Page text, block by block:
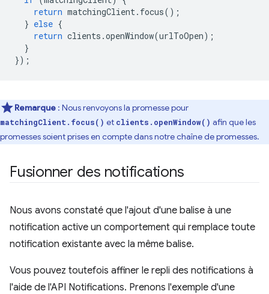
return matchingClient. focus();
} else {
return clients .openWindow(urlToOpen);
}
});
Remarque : Nous renvoyons la promesse pour
matchingClient.focus() et clients.openWindow() afin que les
promesses soient prises en compte dans notre chaîne de promesses.
Fusionner des notifications
Nous avons constaté que l'ajout d'une balise à une
notification active un comportement qui remplace toute
notification existante avec la même balise.
Vous pouvez toutefois affiner le repli des notifications à
l'aide de l'API Notifications. Prenons l'exemple d'une